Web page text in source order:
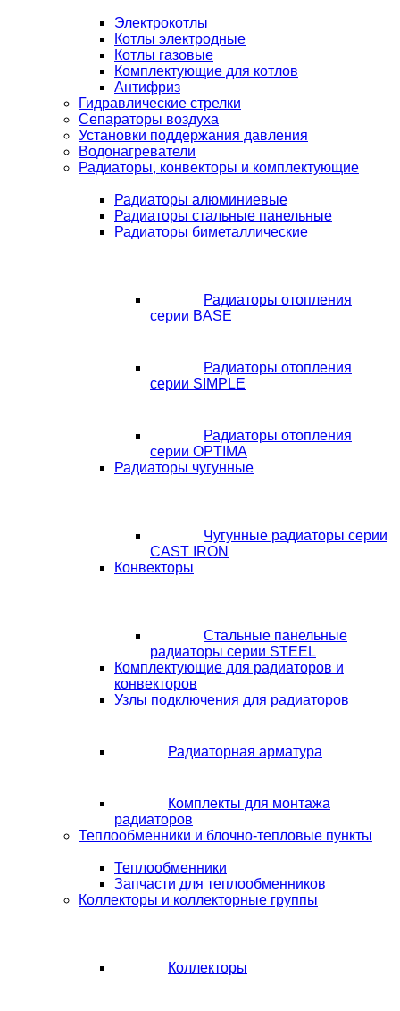
Электрокотлы
Котлы электродные
Котлы газовые
Комплектующие для котлов
Антифриз
Гидравлические стрелки
Сепараторы воздуха
Установки поддержания давления
Водонагреватели
Радиаторы, конвекторы и комплектующие
Радиаторы алюминиевые
Радиаторы стальные панельные
Радиаторы биметаллические
Радиаторы отопления
серии BASE
Радиаторы отопления
серии SIMPLE
Радиаторы отопления
серии OPTIMA
Радиаторы чугунные
Чугунные радиаторы серии
CAST IRON
Конвекторы
Стальные панельные
радиаторы серии STEEL
Комплектующие для радиаторов и
конвекторов
Узлы подключения для радиаторов
Радиаторная арматура
Комплекты для монтажа
радиаторов
Теплообменники и блочно-тепловые пункты
Теплообменники
Запчасти для теплообменников
Коллекторы и коллекторные группы
Коллекторы